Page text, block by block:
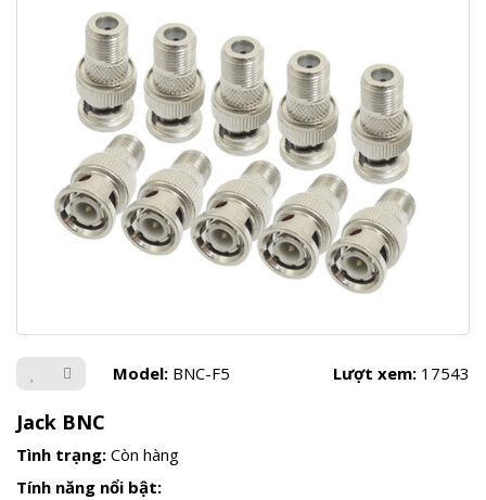
Model: BNC-F5 Lượt xem: 17543
Jack BNC
Tình trạng: Còn hàng
Tính năng nổi bật: